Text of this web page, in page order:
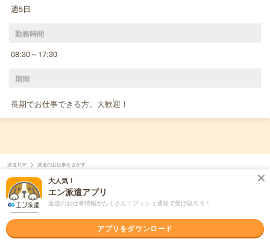
週5日
勤務時間
08:30～17:30
期間
長期でお仕事できる方、大歓迎！
大人気！
エン派遣アプリ
派遣のお仕事情報がたくさん！プッシュ通知で受け取ろう！
アプリをダウンロード
派遣TOP 派遣のお仕事をさがす
個人情報の取り扱いについて
ヘルプ・お問い合わせ
サイトマップ